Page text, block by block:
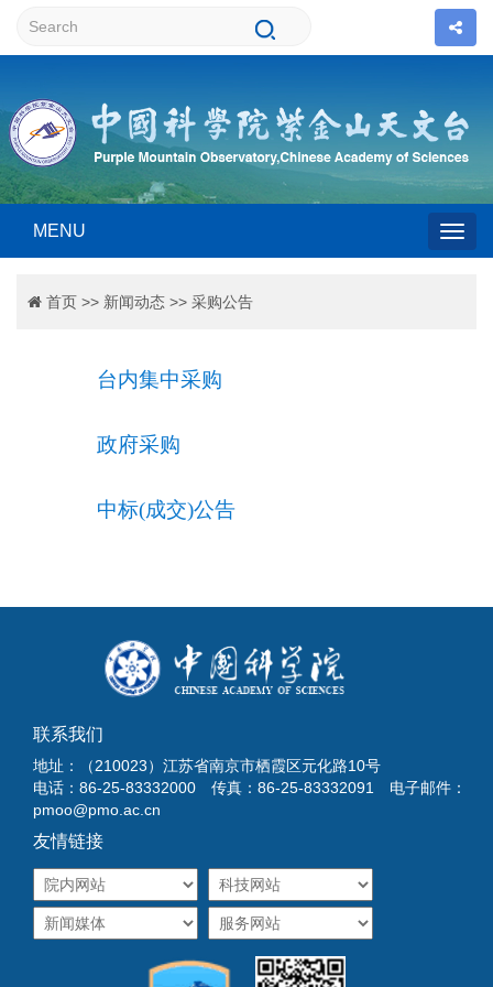
MENU
首页 >> 新闻动态 >> 采购公告
台内集中采购
政府采购
中标(成交)公告
联系我们
地址：（210023）江苏省南京市栖霞区元化路10号
电话：86-25-83332000 传真：86-25-83332091 电子邮件：
pmoo@pmo.ac.cn
友情链接